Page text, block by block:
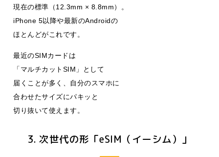
現在の標準（12.3mm × 8.8mm）。
iPhone 5以降や最新のAndroidの
ほとんどがこれです。
最近のSIMカードは
「マルチカットSIM」として
届くことが多く、自分のスマホに
合わせたサイズにパキッと
切り抜いて使えます。
3. 次世代の形「eSIM（イーシム）」